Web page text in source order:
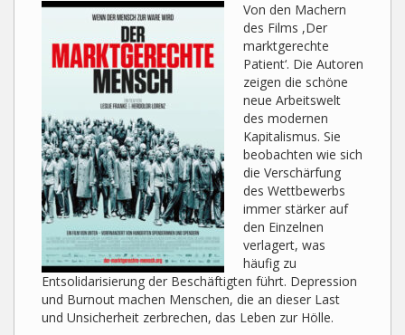
Von den Machern
des Films ,Der
marktgerechte
Patient‘. Die Autoren
zeigen die schöne
neue Arbeitswelt
des modernen
Kapitalismus. Sie
beobachten wie sich
die Verschärfung
des Wettbewerbs
immer stärker auf
den Einzelnen
verlagert, was
häufig zu
Entsolidarisierung der Beschäftigten führt. Depression
und Burnout machen Menschen, die an dieser Last
und Unsicherheit zerbrechen, das Leben zur Hölle.